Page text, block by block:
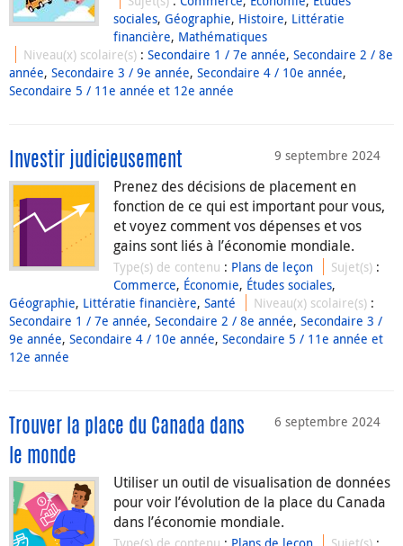
sociales, Géographie, Histoire, Littératie
financière, Mathématiques
Niveau(x) scolaire(s) :Secondaire 1 / 7e année,Secondaire 2 / 8e
année, Secondaire 3 / 9e année, Secondaire 4 / 10e année,
Secondaire 5 / 11e année et 12e année
9 septembre 2024
Investir judicieusement
Prenez des décisions de placement en
fonction de ce qui est important pour vous,
et voyez comment vos dépenses et vos
gains sont liés à l’économie mondiale.
Type(s) de contenu : Plans de leçon Sujet(s) :
Commerce, Économie, Études sociales,
Géographie, Littératie financière, Santé Niveau(x) scolaire(s) :
Secondaire 1 / 7e année, Secondaire 2 / 8e année, Secondaire 3 /
9e année, Secondaire 4 / 10e année, Secondaire 5 / 11e année et
12e année
6 septembre 2024
Trouver la place du Canada dans
le monde
Utiliser un outil de visualisation de données
pour voir l’évolution de la place du Canada
dans l’économie mondiale.